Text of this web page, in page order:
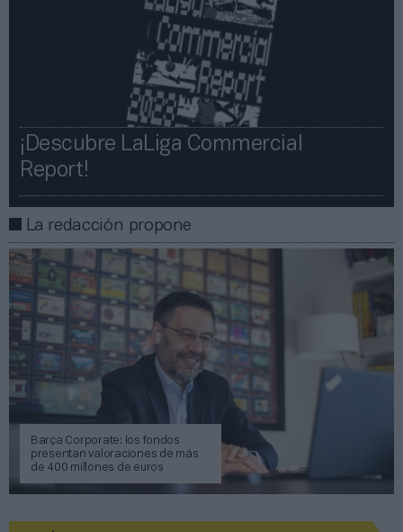
¡Descubre LaLiga Commercial
Report!​​
La redacción propone
Barça Corporate: los fondos
presentan valoraciones de más
de 400 millones de euros